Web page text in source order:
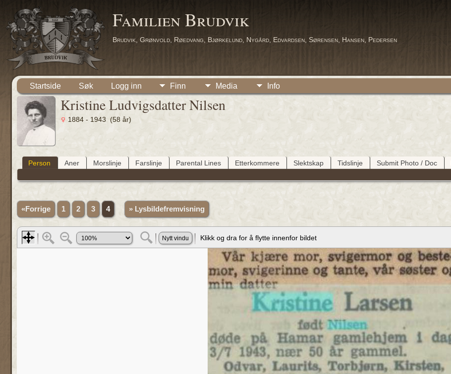
Familien Brudvik
Brudvik, Grønvold, Røedvang, Bjørkelund, Nygård, Edvardsen, Sørensen, Hansen, Pedersen
Startside Søk Logg inn Finn Media Info
Kristine Ludvigsdatter Nilsen
1884 - 1943 (58 år)
Person Aner Morslinje Farslinje Parental Lines Etterkommere Slektskap Tidslinje Submit Photo / Doc
«Forrige 1 2 3 4 » Lysbildefremvisning